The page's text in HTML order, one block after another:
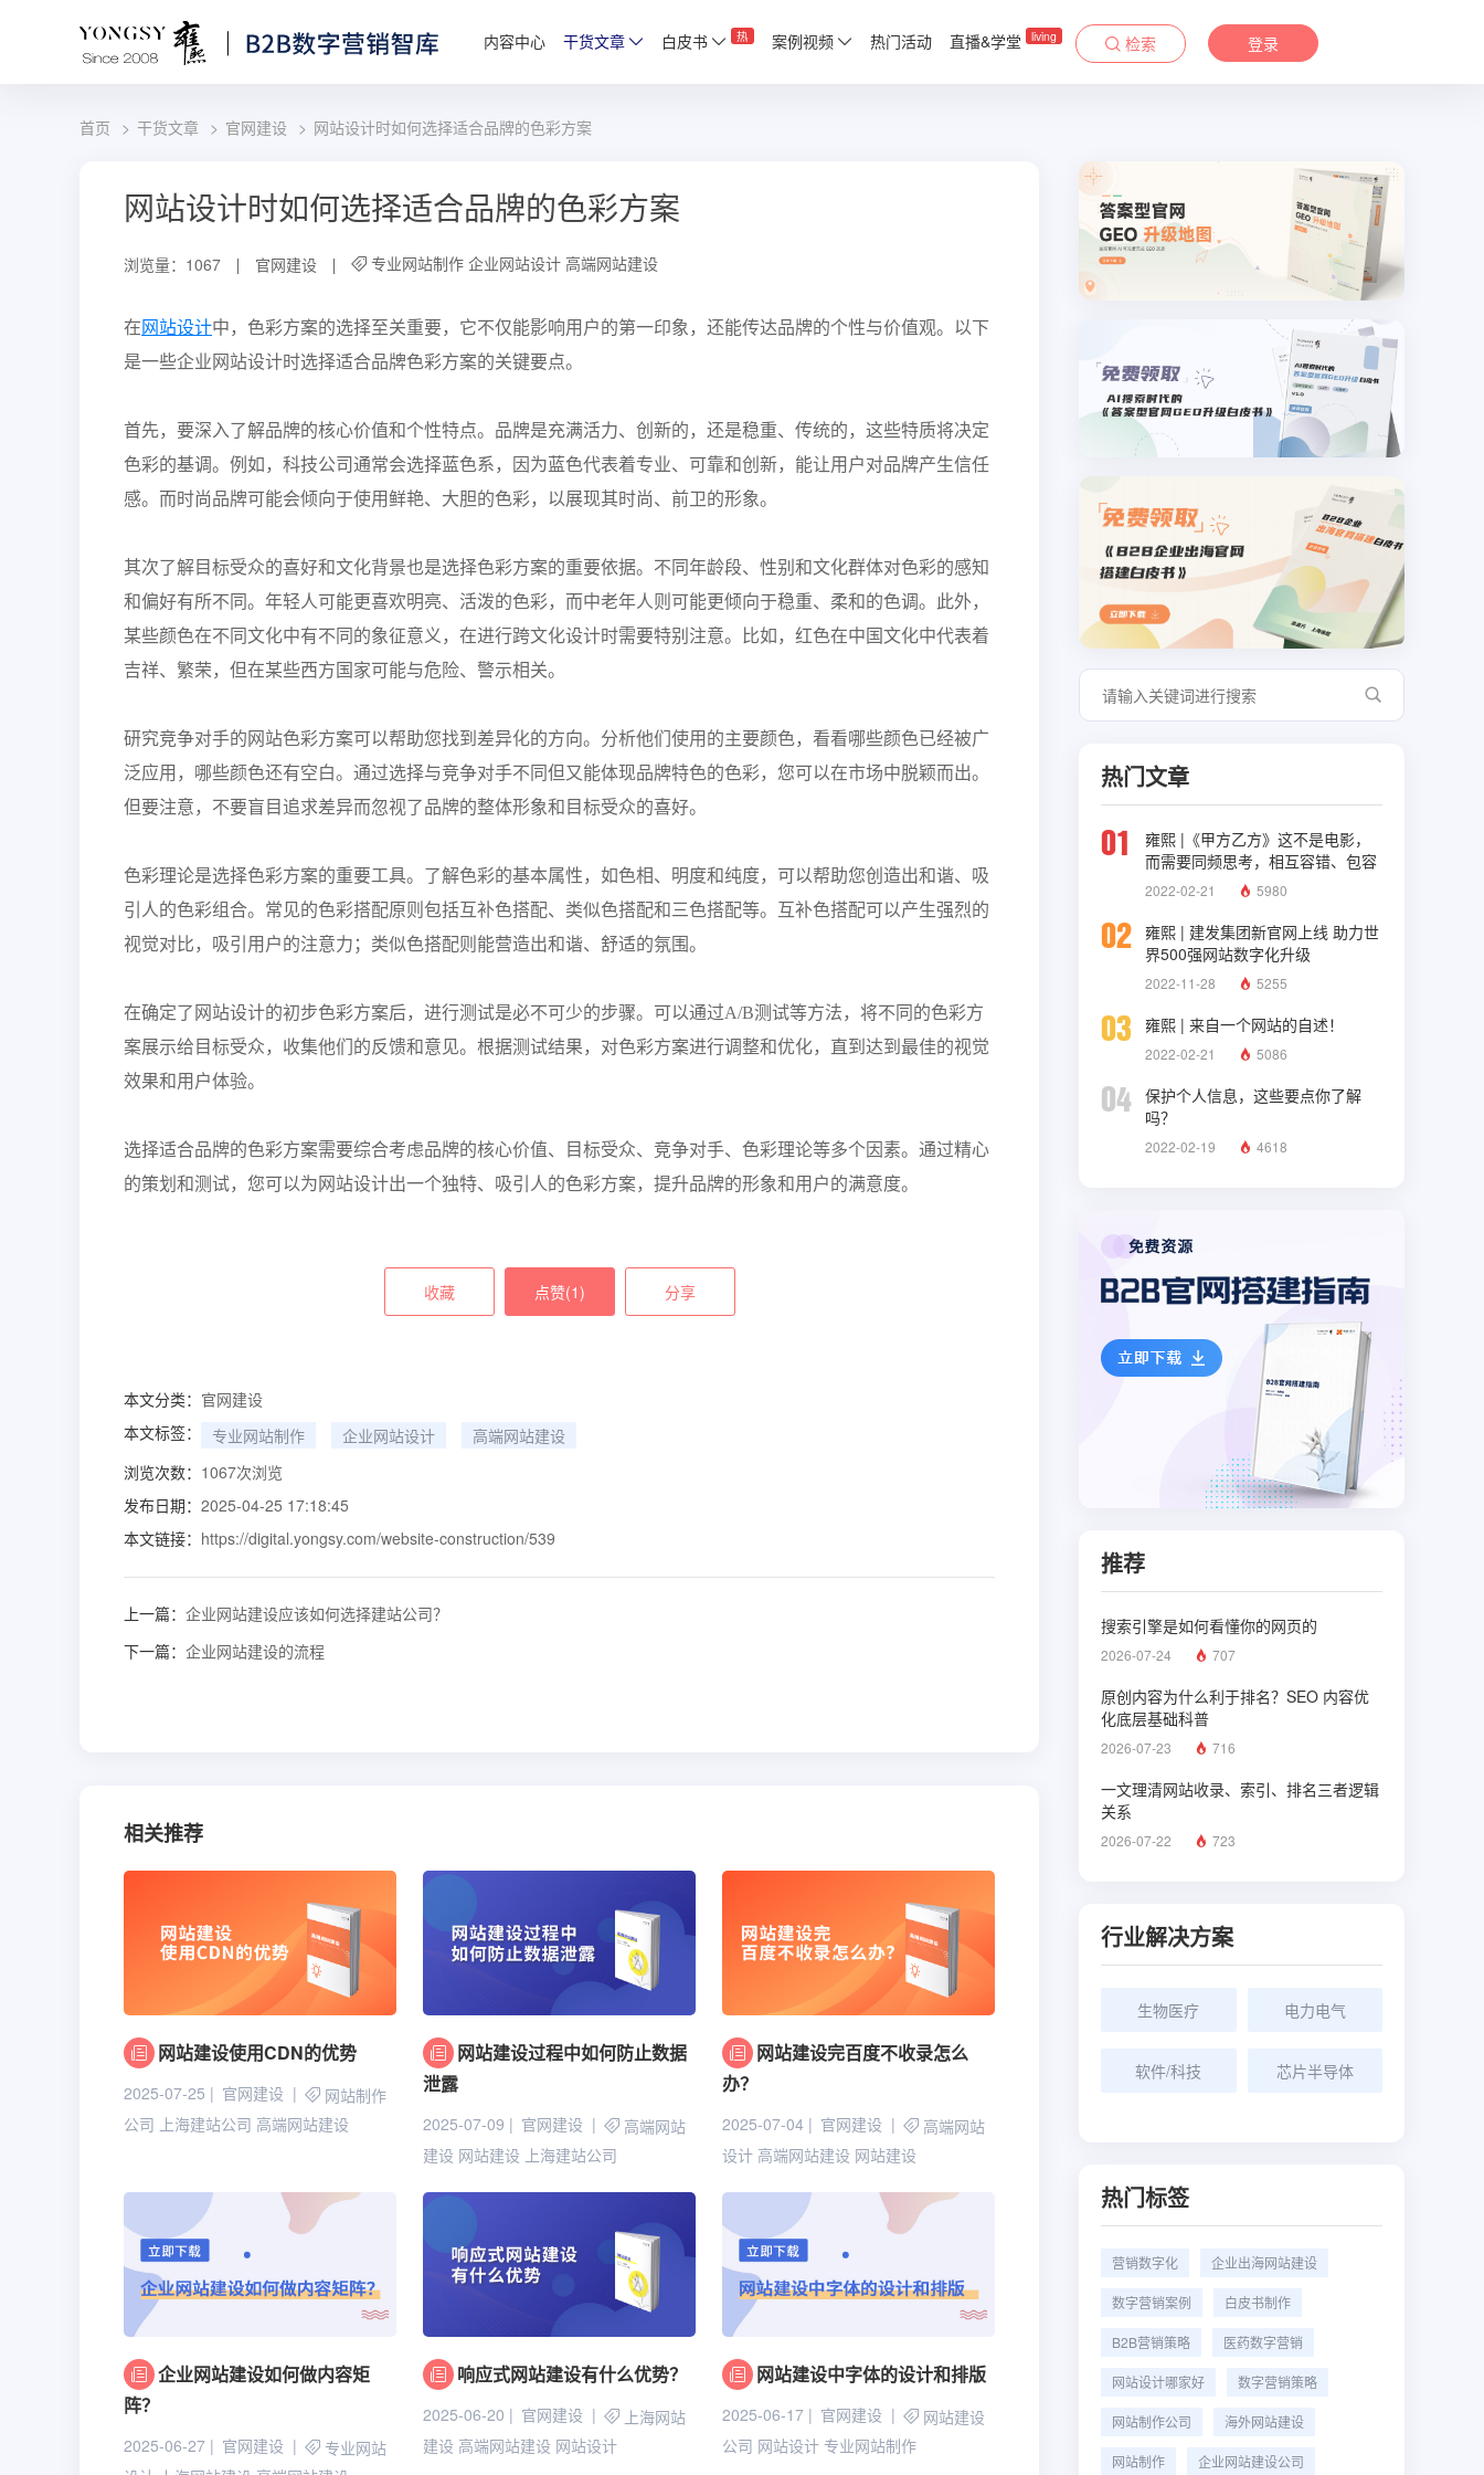
内容中心 干货文章 白皮书 热 案例视频 热门活动 直播&学堂 living 检索 登录
首页 干货文章 官网建设 网站设计时如何选择适合品牌的色彩方案
网站设计时如何选择适合品牌的色彩方案
浏览量：1067 官网建设 专业网站制作 企业网站设计 高端网站建设
在 网站设计中，色彩方案的选择至关重要，它不仅能影响用户的第一印象，还能传达品牌的个性与价值观。以下
是一些企业网站设计时选择适合品牌色彩方案的关键要点。
首先，要深入了解品牌的核心价值和个性特点。品牌是充满活力、创新的，还是稳重、传统的，这些特质将决定
色彩的基调。例如，科技公司通常会选择蓝色系，因为蓝色代表着专业、可靠和创新，能让用户对品牌产生信任
感。而时尚品牌可能会倾向于使用鲜艳、大胆的色彩，以展现其时尚、前卫的形象。
其次了解目标受众的喜好和文化背景也是选择色彩方案的重要依据。不同年龄段、性别和文化群体对色彩的感知
和偏好有所不同。年轻人可能更喜欢明亮、活泼的色彩，而中老年人则可能更倾向于稳重、柔和的色调。此外，
某些颜色在不同文化中有不同的象征意义，在进行跨文化设计时需要特别注意。比如，红色在中国文化中代表着
吉祥、繁荣，但在某些西方国家可能与危险、警示相关。
研究竞争对手的网站色彩方案可以帮助您找到差异化的方向。分析他们使用的主要颜色，看看哪些颜色已经被广
泛应用，哪些颜色还有空白。通过选择与竞争对手不同但又能体现品牌特色的色彩，您可以在市场中脱颖而出。
但要注意，不要盲目追求差异而忽视了品牌的整体形象和目标受众的喜好。
色彩理论是选择色彩方案的重要工具。了解色彩的基本属性，如色相、明度和纯度，可以帮助您创造出和谐、吸
引人的色彩组合。常见的色彩搭配原则包括互补色搭配、类似色搭配和三色搭配等。互补色搭配可以产生强烈的
视觉对比，吸引用户的注意力；类似色搭配则能营造出和谐、舒适的氛围。
在确定了网站设计的初步色彩方案后，进行测试是必不可少的步骤。可以通过A/B测试等方法，将不同的色彩方
案展示给目标受众，收集他们的反馈和意见。根据测试结果，对色彩方案进行调整和优化，直到达到最佳的视觉
效果和用户体验。
选择适合品牌的色彩方案需要综合考虑品牌的核心价值、目标受众、竞争对手、色彩理论等多个因素。通过精心
的策划和测试，您可以为网站设计出一个独特、吸引人的色彩方案，提升品牌的形象和用户的满意度。
收藏 点赞(1) 分享
本文分类： 官网建设
本文标签：
专业网站制作 企业网站设计
高端网站建设
浏览次数： 1067次浏览
发布日期： 2025-04-25 17:18:45
本文链接： https://digital.yongsy.com/website-construction/539
上一篇： 企业网站建设应该如何选择建站公司？
下一篇： 企业网站建设的流程
相关推荐
网站建设使用CDN的优势
2025-07-25 官网建设
网站制作
公司 上海建站公司 高端网站建设
网站建设过程中如何防止数据
泄露
2025-07-09 官网建设
高端网站
建设 网站建设 上海建站公司
网站建设完百度不收录怎么
办？
2025-07-04 官网建设
高端网站
设计 高端网站建设 网站建设
企业网站建设如何做内容矩
阵？
2025-06-27 官网建设
专业网站
响应式网站建设有什么优势？
2025-06-20 官网建设
上海网站
建设 高端网站建设 网站设计
网站建设中字体的设计和排版
2025-06-17 官网建设
网站建设
公司 网站设计 专业网站制作
热门文章
01
雍熙 |《甲方乙方》这不是电影，
而需要同频思考，相互容错、包容
与理解
2022-02-21 5980
02 雍熙 | 建发集团新官网上线 助力世
界500强网站数字化升级
2022-11-28 5255
03 雍熙 | 来自一个网站的自述！
2022-02-21 5086
04
保护个人信息，这些要点你了解
吗？
2022-02-19 4618
推荐
搜索引擎是如何看懂你的网页的
2026-07-24 707
原创内容为什么利于排名？SEO 内容优
化底层基础科普
2026-07-23 716
一文理清网站收录、索引、排名三者逻辑
关系
2026-07-22 723
行业解决方案
生物医疗 电力电气
软件/科技 芯片半导体
热门标签
营销数字化 企业出海网站建设
数字营销案例 白皮书制作
B2B营销策略 医药数字营销
网站设计哪家好 数字营销策略
网站制作公司 海外网站建设
网站制作 企业网站建设公司